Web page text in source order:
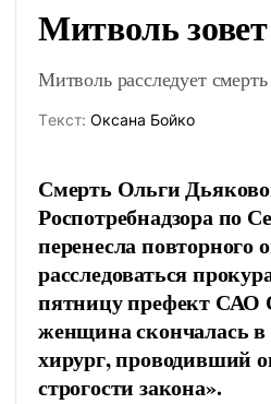
Митволь
Митволь расследует
Tекст: Оксана Бойко
Смерть Ольги
Роспотребнадзора по
перенесла повторного
расследоваться
пятницу префект САО
женщина скончалась в
хирург, проводивший
строгости закона».